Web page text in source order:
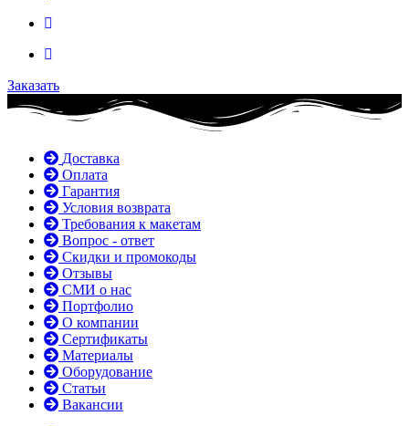
Заказать
Доставка
Оплата
Гарантия
Условия возврата
Требования к макетам
Вопрос - ответ
Скидки и промокоды
Отзывы
СМИ о нас
Портфолио
О компании
Сертификаты
Материалы
Оборудование
Статьи
Вакансии